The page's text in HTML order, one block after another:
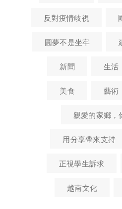
反對疫情歧視
圓夢不是坐牢
新聞 生活
美食 藝術
親愛的家鄉，
用分享帶來支持
正視學生訴求
越南文化